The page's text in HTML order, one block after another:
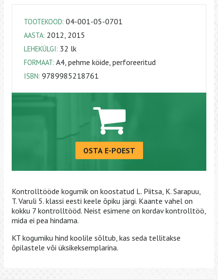
TOOTEKOOD: 04-001-05-0701
AASTA: 2012, 2015
LEHEKÜLGI: 32 lk
FORMAAT: A4, pehme köide, perforeeritud
ISBN: 9789985218761
OSTA E-POEST
Kontrolltööde kogumik on koostatud L. Piitsa, K. Sarapuu,
T. Varuli 5. klassi eesti keele õpiku järgi. Kaante vahel on
kokku 7 kontrolltööd. Neist esimene on kordav kontrolltöö,
mida ei pea hindama.
KT kogumiku hind koolile sõltub, kas seda tellitakse
õpilastele või üksikeksemplarina.